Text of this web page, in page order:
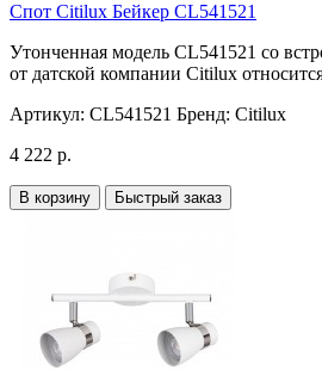
Спот Citilux Бейкер CL541521
Утонченная модель CL541521 со
от датской компании Citilux
Артикул: CL541521 Бренд: Citilux
4 222 р.
В корзину Быстрый заказ